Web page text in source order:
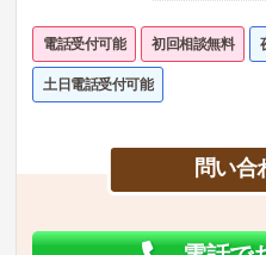
電話受付可能 初回相談無料
土日電話受付可能
問い合